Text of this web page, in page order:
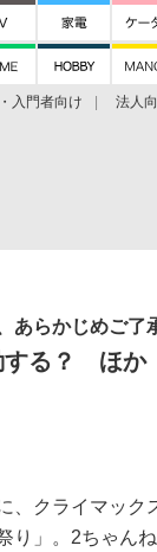
入門者向け 法人
らかじめご了
する？ ほか
、クライマック
り」。2ちゃん